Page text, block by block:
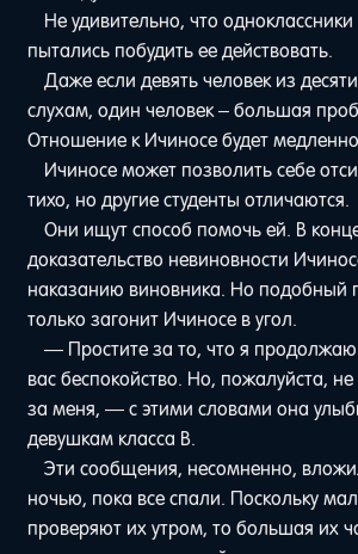
Не удивительно, что
пытались побудить ее действовать.
Даже если девять человек из
слухам, один человек – большая
Отношение к Ичиносе будет
Ичиносе может позволить себе
тихо, но другие студенты отличаются.
Они ищут способ помочь ей. В
доказательство невиновности
наказанию виновника. Но подобный
только загонит Ичиносе в угол.
— Простите за то, что я
вас беспокойство. Но, пожалуйста,
за меня, — с этими словами она
девушкам класса B.
Эти сообщения, несомненно,
ночью, пока все спали. Поскольку
проверяют их утром, то большая их